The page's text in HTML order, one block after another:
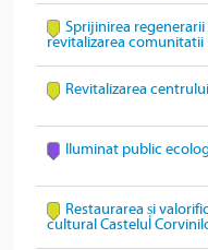
Sprijinirea
revitalizarea comunitatii
Revitalizarea
Iluminat public
Restaurarea și
cultural Castelul